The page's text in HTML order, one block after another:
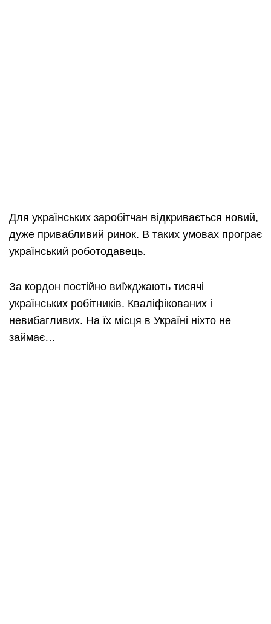
Для українських заробітчан відкривається новий,
дуже привабливий ринок. В таких умовах програє
український роботодавець.
За кордон постійно виїжджають тисячі
українських робітників. Кваліфікованих і
невибагливих. На їх місця в Україні ніхто не
займає…